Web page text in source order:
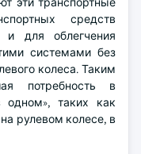
средств
и для облегчения
системами без
колеса. Таким
потребность в
одном», таких как
рулевом колесе, в